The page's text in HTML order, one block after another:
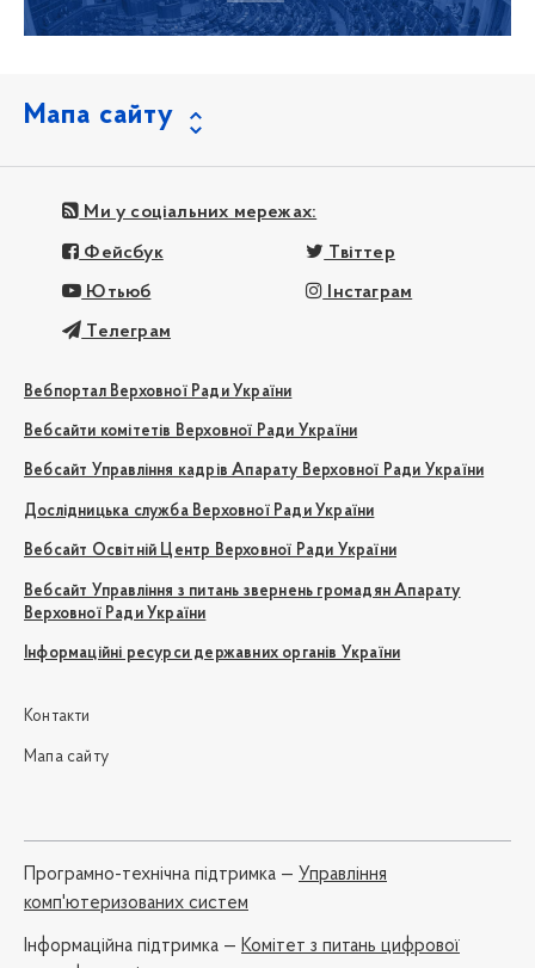
Мапа сайту
Ми у соціальних мережах:
Фейсбук Твіттер
Ютьюб Інстаграм
Телеграм
Вебпортал Верховної Ради України
Вебсайти комітетів Верховної Ради України
Вебсайт Управління кадрів Апарату Верховної Ради України
Дослідницька служба Верховної Ради України
Вебсайт Освітній Центр Верховної Ради України
Вебсайт Управління з питань звернень громадян Апарату
Верховної Ради України
Інформаційні ресурси державних органів України
Контакти
Мапа сайту
Програмно-технічна підтримка — Управління
комп'ютеризованих систем
Iнформаційна підтримка — Комітет з питань цифрової